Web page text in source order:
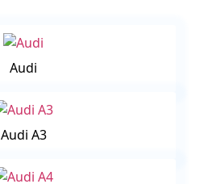
Audi
Audi A3